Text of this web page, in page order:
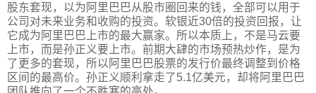
股东套现，以为阿里巴巴从股市圈回来的钱，全部可以用于
公司对未来业务和收购的投资。软银近30倍的投资回报，让
它成为阿里巴巴上市的最大赢家。所以本质上，不是马云要
上市，而是孙正义要上市。前期大肆的市场预热炒作，是为
了更多的套现，所以阿里巴巴股票的发行价最终调整到价格
区间的最高价。孙正义顺利拿走了5.1亿美元，却将阿里巴巴